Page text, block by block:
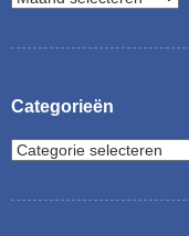
Categorieën